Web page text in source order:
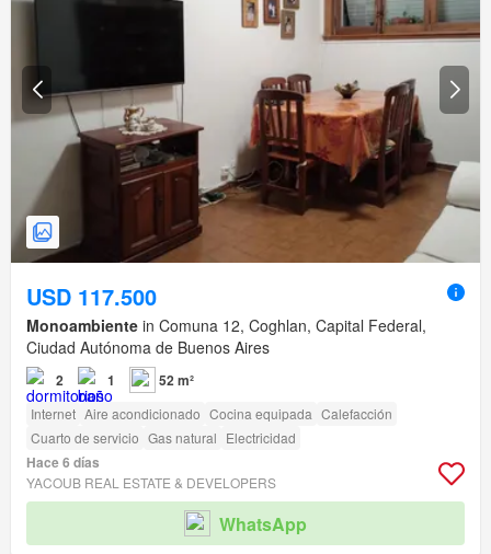
USD 117.500
Monoambiente in Comuna 12, Coghlan, Capital Federal,
Ciudad Autónoma de Buenos Aires
2 1 52 m²
Internet Aire acondicionado Cocina equipada Calefacción
Cuarto de servicio Gas natural Electricidad
Hace 6 días
YACOUB REAL ESTATE & DEVELOPERS
WhatsApp